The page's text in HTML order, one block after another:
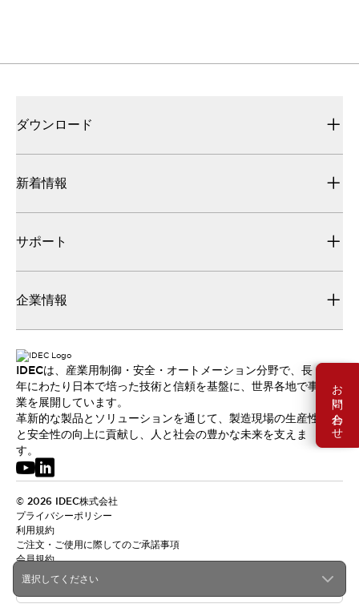
お問い合わせ
選択してください
ダウンロード
新着情報
サポート
企業情報
IDECは、産業用制御・安全・オートメーション分野で、長
年にわたり日本で培った技術と信頼を基盤に、世界各地で事
業を展開しています。
革新的な製品とソリューションを通じて、製造現場の生産性
と安全性の向上に貢献し、人と社会の豊かな未来を支えま
す。
© 2026 IDEC株式会社
プライバシーポリシー
利用規約
ご注文・ご使用に際してのご承諾事項
会員規約
日本